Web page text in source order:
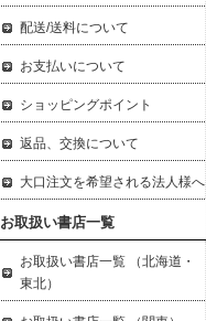
配送/送料について
お支払いについて
ショッピングポイント
返品、交換について
大口注文を希望される法人様へ
お取扱い書店一覧
お取扱い書店一覧 （北海道・
東北）